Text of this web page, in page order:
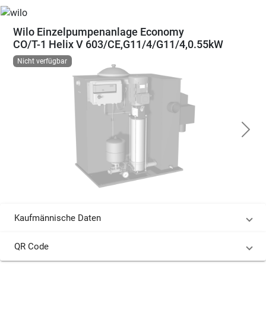
Wilo Einzelpumpenanlage Economy
CO/T-1 Helix V 603/CE,G11/4/G11/4,0.55kW
Nicht verfügbar
Kaufmännische Daten
QR Code